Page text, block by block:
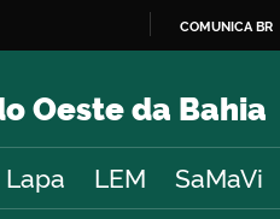
O
COMUNICA BR
Oeste da Bahia
Lapa LEM SaMaVi